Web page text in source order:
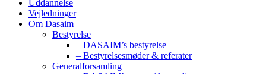
Uddannelse
Vejledninger
Om Dasaim
Bestyrelse
– DASAIM’s bestyrelse
– Bestyrelsesmøder & referater
Generalforsamling